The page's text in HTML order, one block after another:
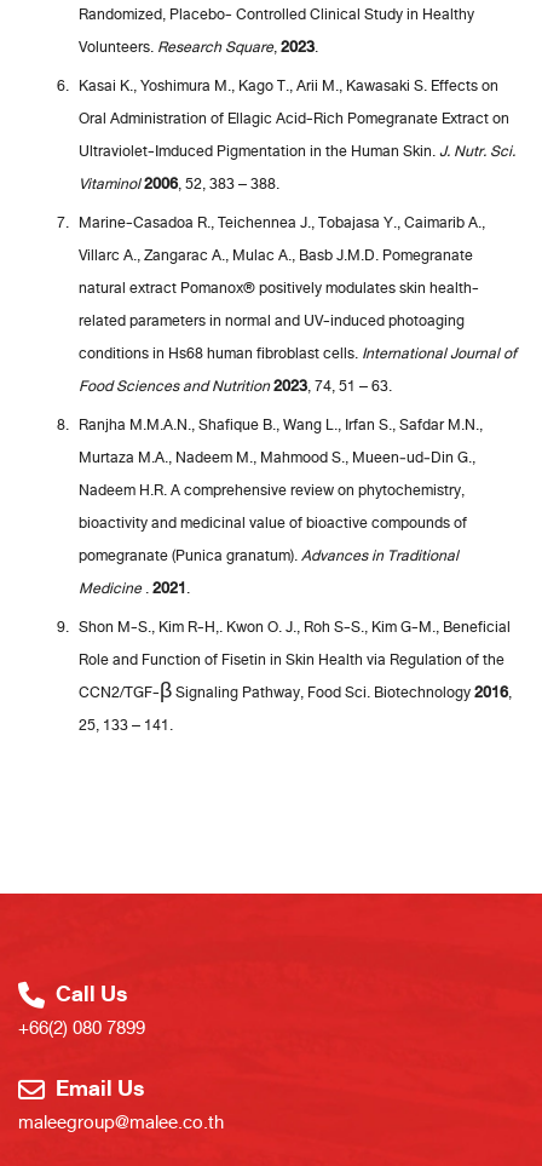
Randomized, Placebo- Controlled Clinical Study in Healthy
Volunteers. Research Square,2023.
Kasai K., Yoshimura M., Kago T., Arii M., Kawasaki S. Effects on
Oral Administration of Ellagic Acid-Rich Pomegranate Extract on
Ultraviolet-Imduced Pigmentation in the Human Skin.J. Nutr. Sci.
Vitaminol2006, 52, 383 – 388.
Marine-Casadoa R., Teichennea J., Tobajasa Y., Caimarib A.,
Villarc A., Zangarac A., Mulac A., Basb J.M.D. Pomegranate
natural extract Pomanox® positively modulates skin health-
related parameters in normal and UV-induced photoaging
conditions in Hs68 human fibroblast cells. International Journal of
Food Sciences and Nutrition2023, 74, 51 – 63.
Ranjha M.M.A.N., Shafique B., Wang L., Irfan S., Safdar M.N.,
Murtaza M.A., Nadeem M., Mahmood S., Mueen‑ud‑Din G.,
Nadeem H.R. A comprehensive review on phytochemistry,
bioactivity and medicinal value of bioactive compounds of
pomegranate (Punica granatum).Advances in Traditional
Medicine.2021.
Shon M-S., Kim R-H,. Kwon O. J., Roh S-S., Kim G-M., Beneficial
Role and Function of Fisetin in Skin Health via Regulation of the
CCN2/TGF-β Signaling Pathway, Food Sci. Biotechnology2016,
25, 133 – 141.
Call Us
+66(2) 080 7899
Email Us
maleegroup@malee.co.th